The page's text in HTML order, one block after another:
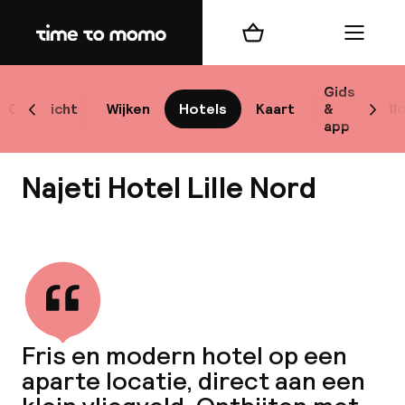
Home
Overzicht Wijken Hotels Kaart
Gids
&
app
Scroll naar links
Winkelmand Menu
Najeti Hotel Lille Nord
Fris en modern hotel op een
aparte locatie, direct aan een